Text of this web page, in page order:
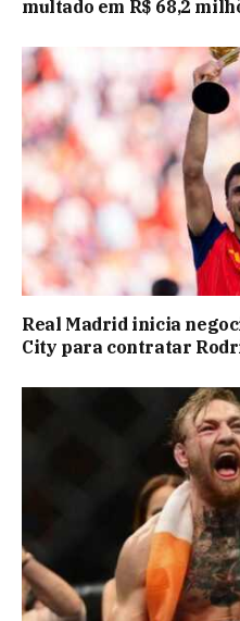
multado em R$ 68,2
Real Madrid inicia
City para contratar